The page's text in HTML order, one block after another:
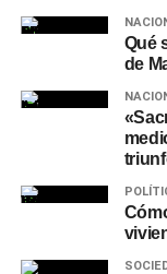
Qué
de